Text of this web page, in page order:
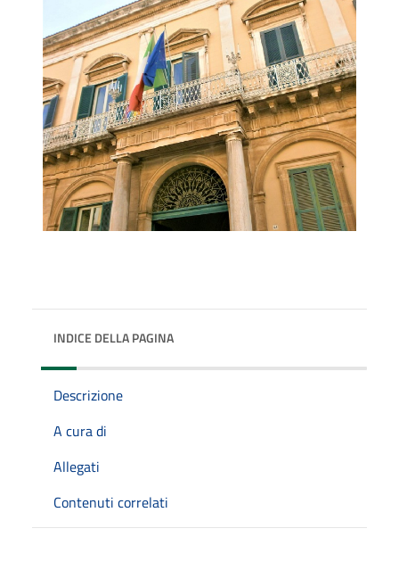
INDICE DELLA PAGINA
Descrizione
A cura di
Allegati
Contenuti correlati